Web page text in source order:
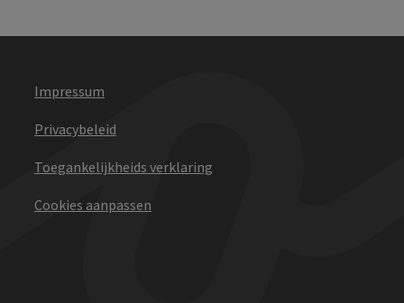
Impressum
Privacybeleid
Toegankelijkheids verklaring
Cookies aanpassen